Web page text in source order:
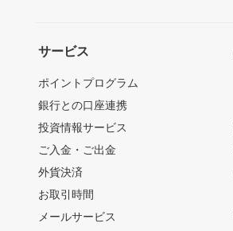
サービス
ポイントプログラム
銀行との口座連携
投資情報サービス
ご入金・ご出金
外貨決済
お取引時間
メールサービス